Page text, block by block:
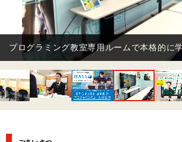
英会話も一緒に学べる個別指導塾です。